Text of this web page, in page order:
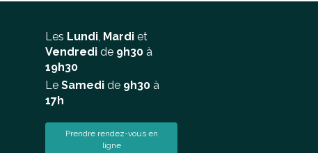
Les Lundi, Mardi et
Vendredi de 9h30 à
19h30
Le Samedi de 9h30 à
17h
Prendre rendez-vous en
ligne